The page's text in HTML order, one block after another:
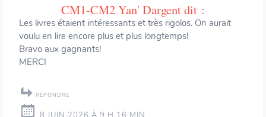
CM1-CM2 Yan' Dargentdit :
Les livres étaient intéressants et très rigolos. On aurait
voulu en lire encore plus et plus longtemps!
Bravo aux gagnants!
MERCI
RÉPONDRE